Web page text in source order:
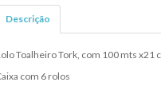
Descrição
Toalheiro Tork, com 100 mts x21
com 6 rolos